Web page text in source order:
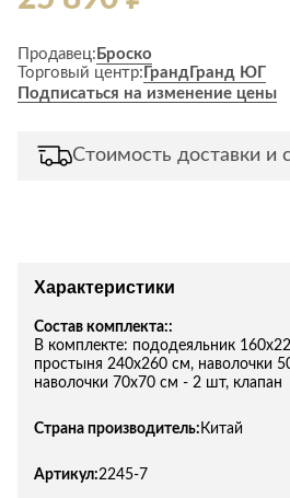
Продавец: Броско
Торговый центр: Гранд Гранд ЮГ
Подписаться на изменение цены
Стоимость доставки и
Характеристики
Состав комплекта::
В комплекте: пододеяльник
простыня 240х260 см, наволочки
наволочки 70х70 см - 2 шт, клапан
Страна производитель: Китай
Артикул:2245-7